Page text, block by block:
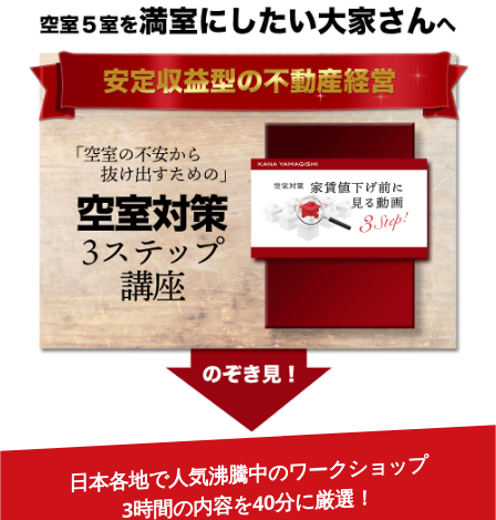
日本各地で人気沸騰中のワークショップ
3時間の内容を40分に厳選！